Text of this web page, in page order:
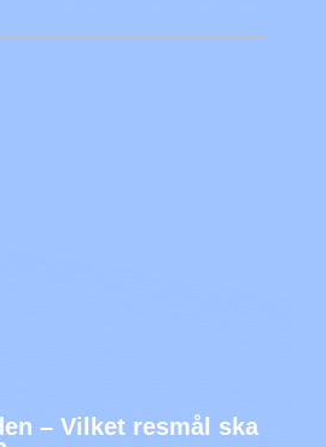
– Vilket resmål ska